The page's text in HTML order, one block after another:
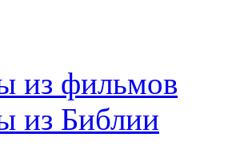
из фильмов
из Библии